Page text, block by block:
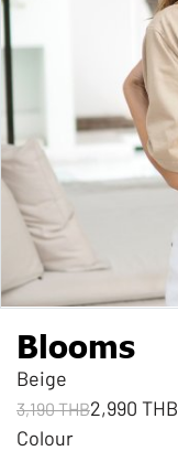
Blooms
Beige
3,190 THB2,990 THB
Colour